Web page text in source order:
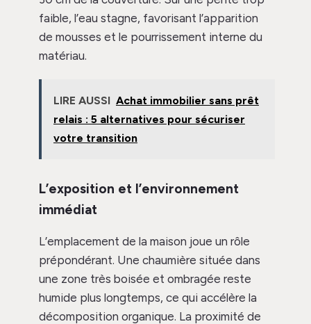
faible, l’eau stagne, favorisant l’apparition
de mousses et le pourrissement interne du
matériau.
LIRE AUSSI Achat immobilier sans prêt
relais : 5 alternatives pour sécuriser
votre transition
L’exposition et l’environnement
immédiat
L’emplacement de la maison joue un rôle
prépondérant. Une chaumière située dans
une zone très boisée et ombragée reste
humide plus longtemps, ce qui accélère la
décomposition organique. La proximité de